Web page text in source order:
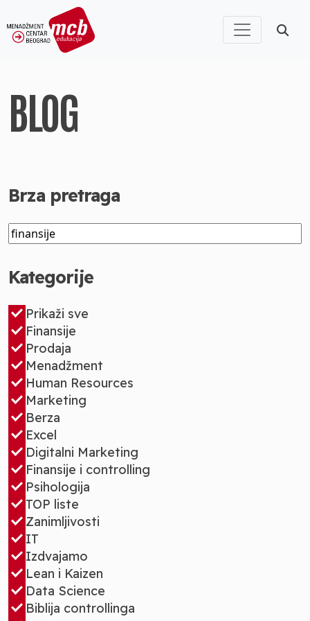
BLOG
Brza pretraga
Kategorije
Prikaži sve
Finansije
Prodaja
Menadžment
Human Resources
Marketing
Berza
Excel
Digitalni Marketing
Finansije i controlling
Psihologija
TOP liste
Zanimljivosti
IT
Izdvajamo
Lean i Kaizen
Data Science
Biblija controllinga